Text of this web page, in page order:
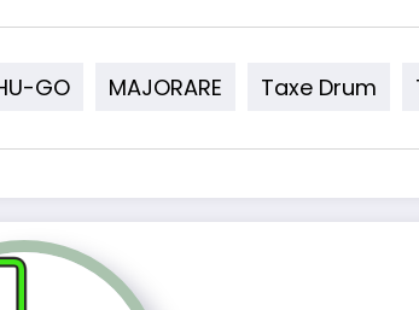
GO MAJORARE Taxe Drum